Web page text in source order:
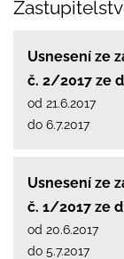
Usnesení ze
č. 2/2017 ze
od 21.6.2017
do 6.7.2017
Usnesení ze
č. 1/2017 ze
od 20.6.2017
do 5.7.2017